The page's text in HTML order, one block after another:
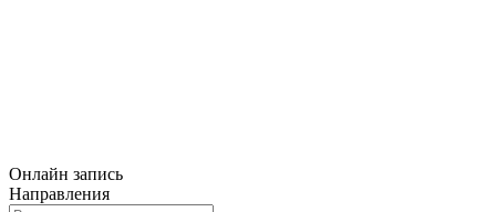
Онлайн запись
Направления